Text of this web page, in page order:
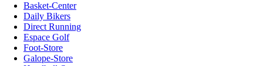
Basket-Center
Daily Bikers
Direct Running
Espace Golf
Foot-Store
Galope-Store